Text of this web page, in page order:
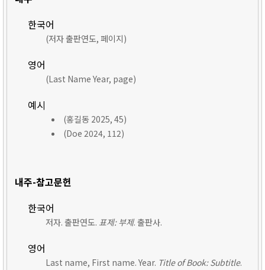
한국어
(저자 출판연도, 페이지)
영어
(Last Name Year, page)
예시
(홍길동 2025, 45)
(Doe 2024, 112)
내주-참고문헌
한국어
저자. 출판연도. 표제: 부제. 출판사.
영어
Last name, First name. Year. Title of Book: Subtitle.